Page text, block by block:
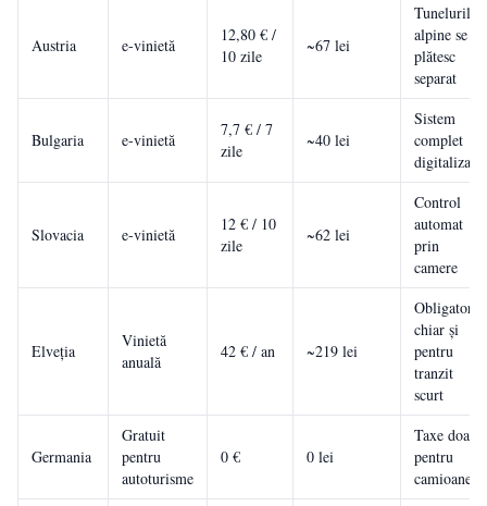
Austria e-vinietă
12,80 € /
10 zile
~67 lei
Tunelurile
alpine se
plătesc
separat
Bulgaria e-vinietă
7,7 € / 7
zile
~40 lei
Sistem
complet
digitalizat
Slovacia e-vinietă
12 € / 10
zile
~62 lei
Control
automat
prin
camere
Elveția
Vinietă
anuală
42 € / an ~219 lei
Obligatorie
chiar și
pentru
tranzit
scurt
Germania
Gratuit
pentru
autoturisme
0 € 0 lei
Taxe doar
pentru
camioane